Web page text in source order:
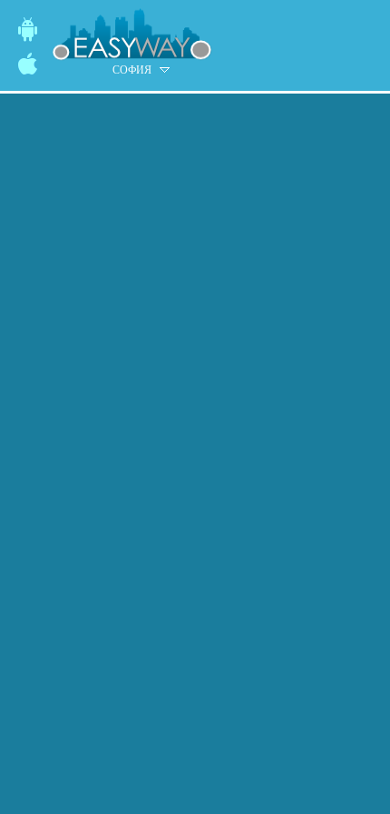
СОФИЯ